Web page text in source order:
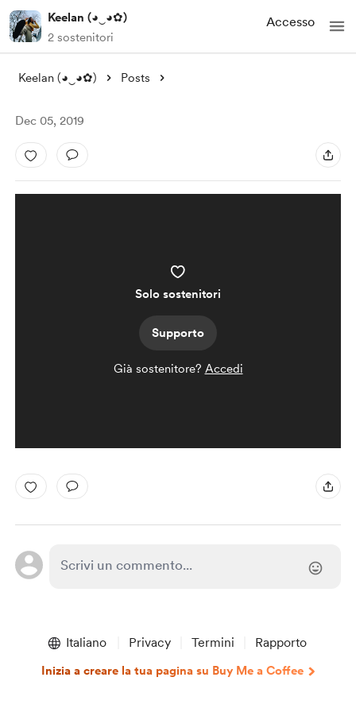
Keelan (◕‿◕✿)
2 sostenitori
Accesso
Keelan (◕‿◕✿) Posts
Dec 05, 2019
Solo sostenitori
Supporto
Già sostenitore? Accedi
Italiano Privacy Termini Rapporto
Inizia a creare la tua pagina su Buy Me a Coffee